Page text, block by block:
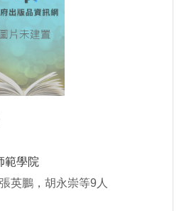
範學院
英鵬，胡永崇等9人